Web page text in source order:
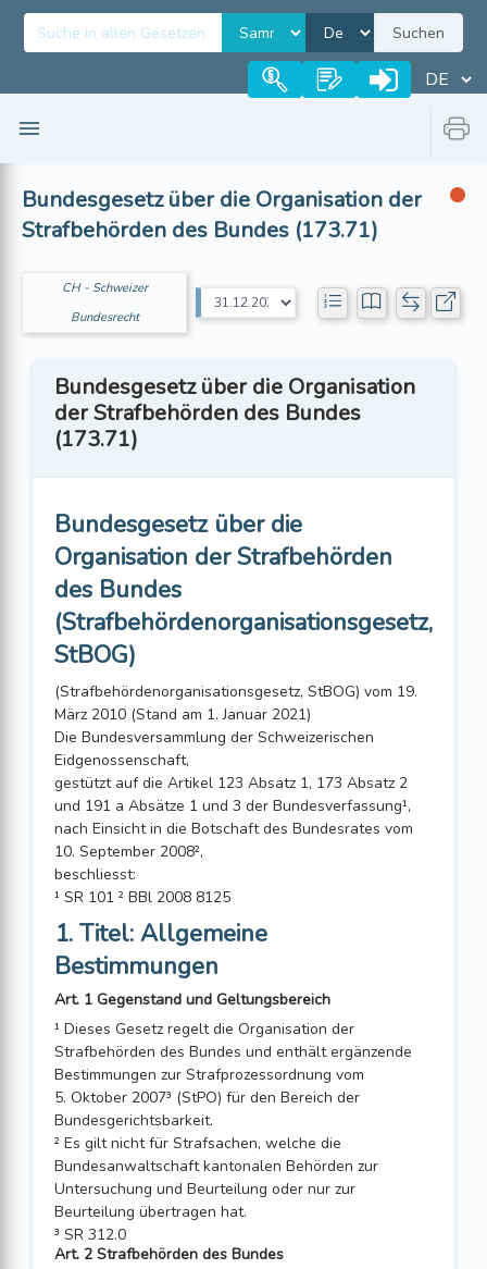
Suchen
Bundesgesetz über die Organisation der
Strafbehörden des Bundes (173.71)
CH - Schweizer
Bundesrecht
Bundesgesetz über die Organisation
der Strafbehörden des Bundes
(173.71)
Bundesgesetz über die
Organisation der Strafbehörden
des Bundes
(Strafbehördenorganisationsgesetz,
StBOG)
(Strafbehördenorganisationsgesetz, StBOG) vom 19.
März 2010 (Stand am 1. Januar 2021)
Die Bundesversammlung der Schweizerischen
Eidgenossenschaft,
gestützt auf die Artikel 123 Absatz 1, 173 Absatz 2
und 191 a Absätze 1 und 3 der Bundesverfassung¹,
nach Einsicht in die Botschaft des Bundesrates vom
10. September 2008²,
beschliesst:
¹ SR 101 ² BBl 2008 8125
1. Titel: Allgemeine
Bestimmungen
Art. 1 Gegenstand und Geltungsbereich
¹ Dieses Gesetz regelt die Organisation der
Strafbehörden des Bundes und enthält ergänzende
Bestimmungen zur Strafprozessordnung vom
5. Oktober 2007³ (StPO) für den Bereich der
Bundesgerichtsbarkeit.
² Es gilt nicht für Strafsachen, welche die
Bundesanwaltschaft kantonalen Behörden zur
Untersuchung und Beurteilung oder nur zur
Beurteilung übertragen hat.
³ SR 312.0
Art. 2 Strafbehörden des Bundes